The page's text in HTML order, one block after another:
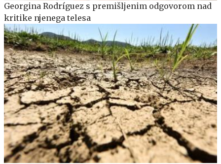
Georgina Rodríguez s premišljenim odgovorom nad
kritike njenega telesa